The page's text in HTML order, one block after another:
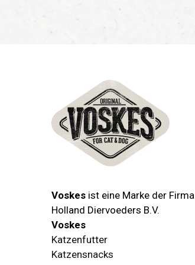
Voskes ist eine Marke der Firma
Holland Diervoeders B.V.
Voskes
Katzenfutter
Katzensnacks